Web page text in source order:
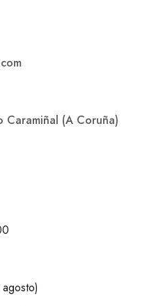
Caramiñal (A Coruña)